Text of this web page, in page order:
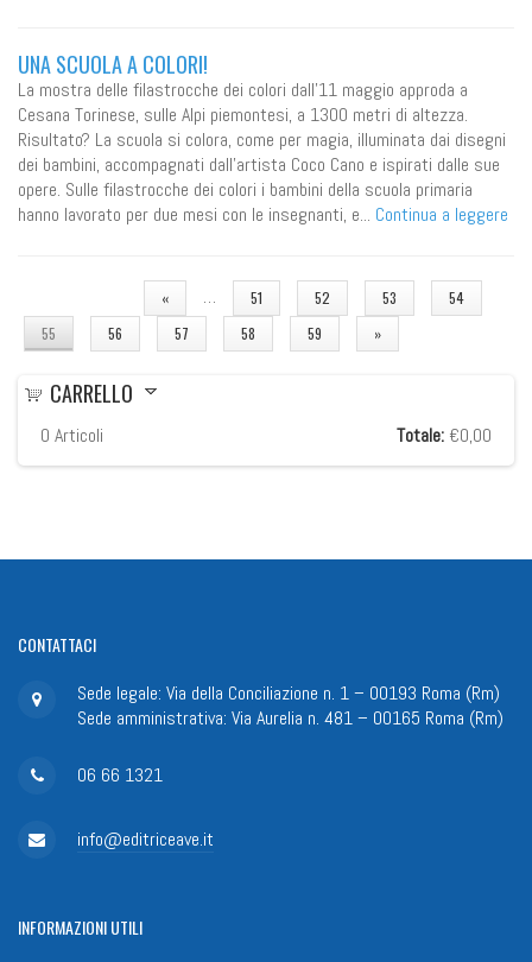
UNA SCUOLA A COLORI!
La mostra delle filastrocche dei colori dall'11 maggio approda a
Cesana Torinese, sulle Alpi piemontesi, a 1300 metri di altezza.
Risultato? La scuola si colora, come per magia, illuminata dai disegni
dei bambini, accompagnati dall'artista Coco Cano e ispirati dalle sue
opere. Sulle filastrocche dei colori i bambini della scuola primaria
hanno lavorato per due mesi con le insegnanti, e... Continua a leggere
« … 51 52 53
54
55
56 57 58 59 »
CARRELLO
0 Articoli Totale: €0,00
CONTATTACI
Sede legale: Via della Conciliazione n. 1 – 00193 Roma (Rm)
Sede amministrativa: Via Aurelia n. 481 – 00165 Roma (Rm)
06 66 1321
info@editriceave.it
INFORMAZIONIUTILI